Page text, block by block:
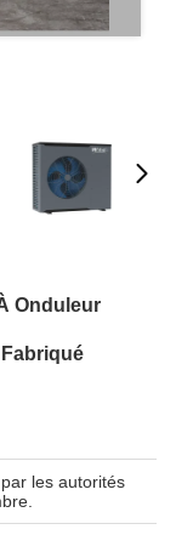
Onduleur
les autorités